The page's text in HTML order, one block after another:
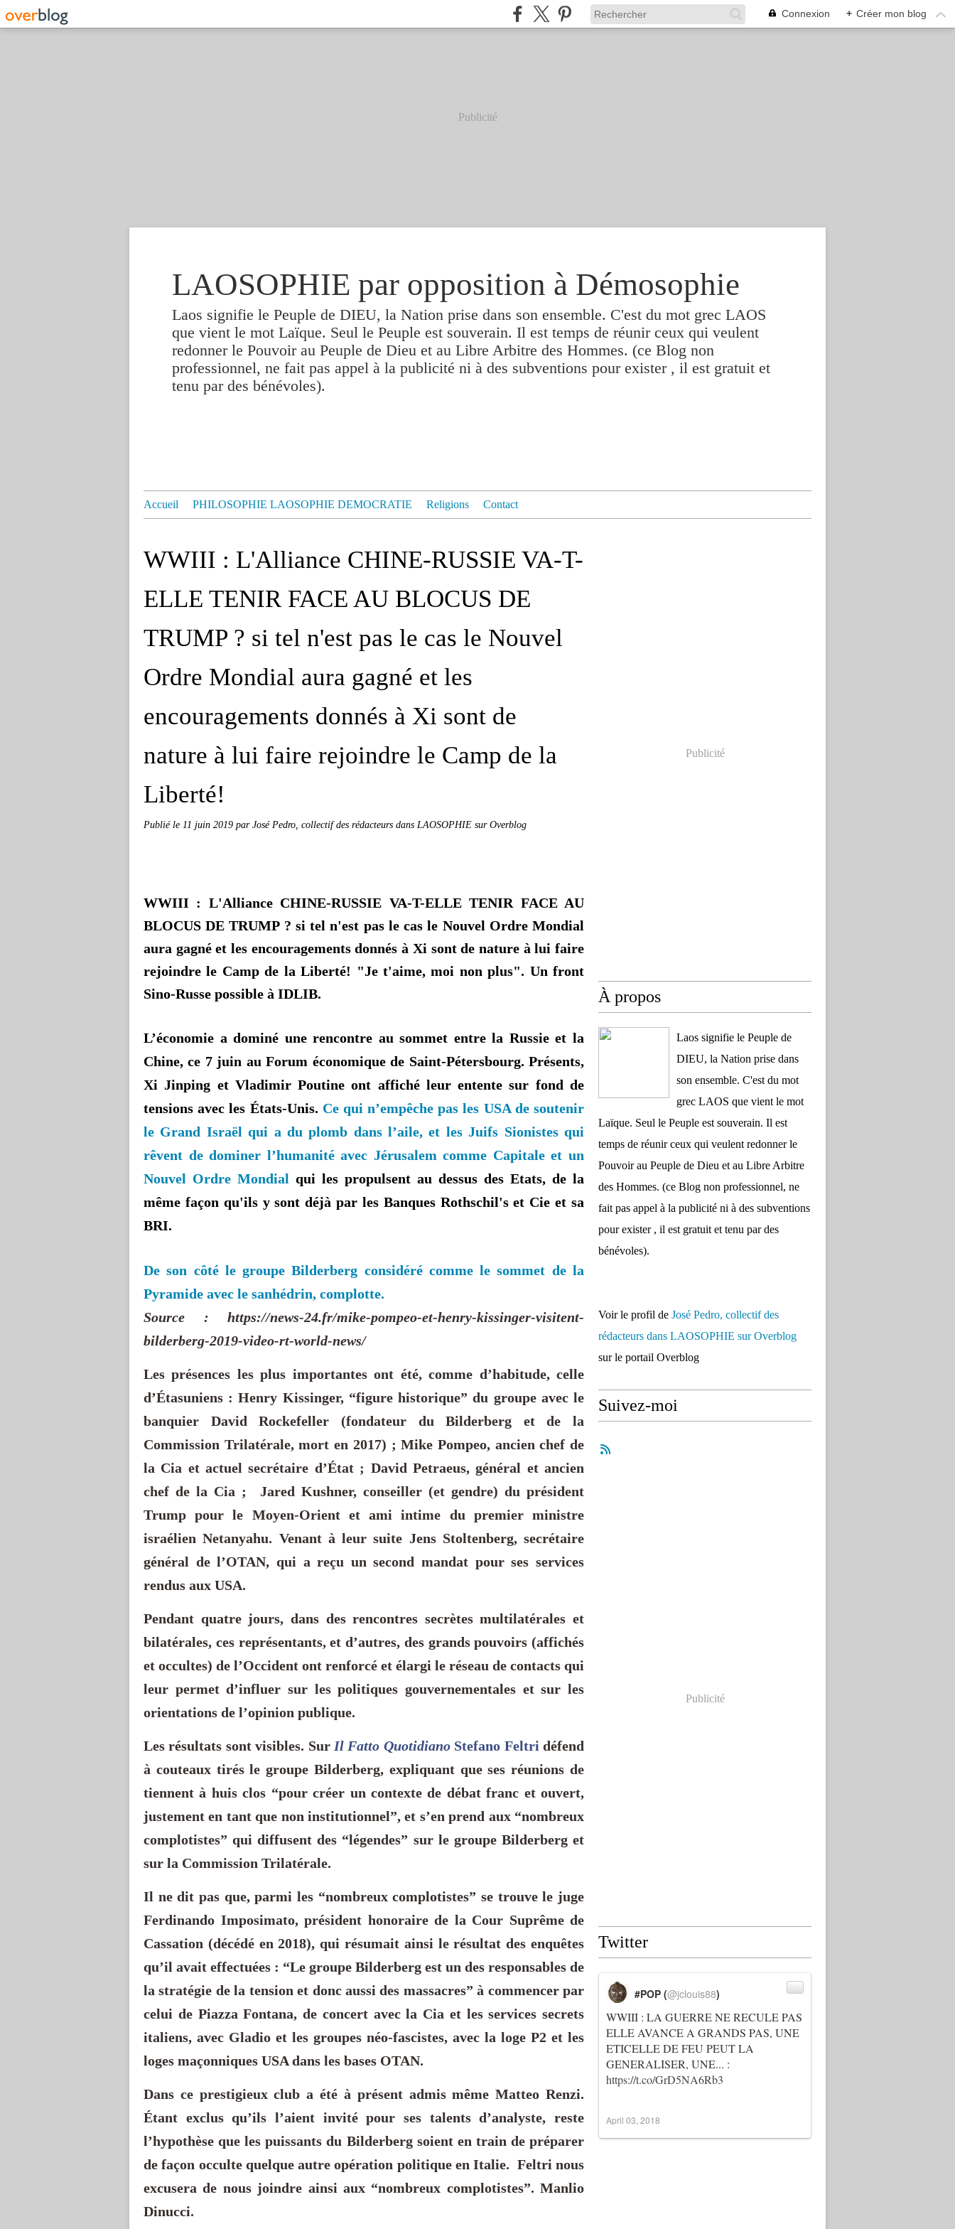
Connexion + Créer mon blog
Publicité
LAOSOPHIE par opposition à Démosophie
Laos signifie le Peuple de DIEU, la Nation prise dans son ensemble. C'est du mot grec LAOS
que vient le mot Laïque. Seul le Peuple est souverain. Il est temps de réunir ceux qui veulent
redonner le Pouvoir au Peuple de Dieu et au Libre Arbitre des Hommes. (ce Blog non
professionnel, ne fait pas appel à la publicité ni à des subventions pour exister , il est gratuit et
tenu par des bénévoles).
Accueil PHILOSOPHIE LAOSOPHIE DEMOCRATIE Religions Contact
WWIII : L'Alliance CHINE-RUSSIE VA-T-
ELLE TENIR FACE AU BLOCUS DE
TRUMP ? si tel n'est pas le cas le Nouvel
Ordre Mondial aura gagné et les
encouragements donnés à Xi sont de
nature à lui faire rejoindre le Camp de la
Liberté!
Publié le 11 juin 2019 par José Pedro, collectif des rédacteurs dans LAOSOPHIE sur Overblog
WWIII : L'Alliance CHINE-RUSSIE VA-T-ELLE TENIR FACE AU
BLOCUS DE TRUMP ? si tel n'est pas le cas le Nouvel Ordre Mondial
aura gagné et les encouragements donnés à Xi sont de nature à lui faire
rejoindre le Camp de la Liberté! "Je t'aime, moi non plus". Un front
Sino-Russe possible à IDLIB.
L’économie a dominé une rencontre au sommet entre la Russie et la
Chine, ce 7 juin au Forum économique de Saint-Pétersbourg. Présents,
Xi Jinping et Vladimir Poutine ont affiché leur entente sur fond de
tensions avec les États-Unis. Ce qui n’empêche pas les USA de soutenir
le Grand Israël qui a du plomb dans l’aile, et les Juifs Sionistes qui
rêvent de dominer l’humanitéavec Jérusalem comme Capitale et un
Nouvel Ordre Mondial qui les propulsent au dessus des Etats, de la
même façon qu'ils y sont déjà par les Banques Rothschil's et Cie et sa
BRI.
De son côté le groupe Bilderberg considéré comme le sommet de la
Pyramide avec le sanhédrin, complotte.
Source : https://news-24.fr/mike-pompeo-et-henry-kissinger-visitent-
bilderberg-2019-video-rt-world-news/
Les présences les plus importantes ont été, comme d’habitude, celle
d’Étasuniens : Henry Kissinger, “figure historique” du groupe avec le
banquier David Rockefeller (fondateur du Bilderberg et de la
Commission Trilatérale, mort en 2017) ; Mike Pompeo, ancien chef de
la Cia et actuel secrétaire d’État ; David Petraeus, général et ancien
chef de la Cia ;
Jared Kushner, conseiller (et gendre) du président
Trump pour le Moyen-Orient et ami intime du premier ministre
israélien Netanyahu. Venant à leur suite Jens Stoltenberg, secrétaire
général de l’OTAN, qui a reçu un second mandat pour ses services
rendus aux USA.
Pendant quatre jours, dans des rencontres secrètes multilatérales et
bilatérales, ces représentants, et d’autres, des grands pouvoirs (affichés
et occultes) de l’Occident ont renforcé et élargi le réseau de contacts qui
leur permet d’influer sur les politiques gouvernementales et sur les
orientations de l’opinion publique.
Les résultats sont visibles. SurIl Fatto QuotidianoStefano Feltri défend
à couteaux tirés le groupe Bilderberg, expliquant que ses réunions de
tiennent à huis clos “pour créer un contexte de débat franc et ouvert,
justement en tant que non institutionnel”, et s’en prend aux “nombreux
complotistes” qui diffusent des “légendes” sur le groupe Bilderberg et
sur la Commission Trilatérale.
Il ne dit pas que, parmi les “nombreux complotistes” se trouve le juge
Ferdinando Imposimato, président honoraire de la Cour Suprême de
Cassation (décédé en 2018), qui résumait ainsi le résultat des enquêtes
qu’il avait effectuées : “Le groupe Bilderberg est un des responsables de
la stratégie de la tension et donc aussi des massacres” à commencer par
celui de Piazza Fontana, de concert avec la Cia et les services secrets
italiens, avec Gladio et les groupes néo-fascistes, avec la loge P2 et les
loges maçonniques USA dans les bases OTAN.
Dans ce prestigieux club a été à présent admis même Matteo Renzi.
Étant exclus qu’ils l’aient invité pour ses talents d’analyste, reste
l’hypothèse que les puissants du Bilderberg soient en train de préparer
de façon occulte quelque autre opération politique en Italie. Feltri nous
excusera de nous joindre ainsi aux “nombreux complotistes”. Manlio
Dinucci.
Publicité
À propos
Laos signifie le Peuple de
DIEU, la Nation prise dans
son ensemble. C'est du mot
grec LAOS que vient le mot
Laïque. Seul le Peuple est souverain. Il est
temps de réunir ceux qui veulent redonner le
Pouvoir au Peuple de Dieu et au Libre Arbitre
des Hommes. (ce Blog non professionnel, ne
fait pas appel à la publicité ni à des subventions
pour exister , il est gratuit et tenu par des
bénévoles).
Voir le profil de José Pedro, collectif des
rédacteurs dans LAOSOPHIE sur Overblog
sur le portail Overblog
Suivez-moi
Publicité
Twitter
WWIII : LA GUERRE NE RECULE PAS
ELLE AVANCE A GRANDS PAS, UNE
ETICELLE DE FEU PEUT LA
GENERALISER, UNE... :
https://t.co/GrD5NA6Rb3
#POP (@jclouis88)
April 03, 2018